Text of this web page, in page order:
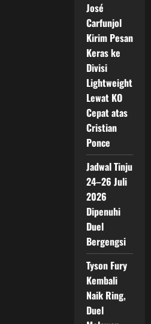
José
Carfunjol
Kirim Pesan
Keras ke
Divisi
Lightweight
Lewat KO
Cepat atas
Cristian
Ponce
Jadwal Tinju
24–26 Juli
2026
Dipenuhi
Duel
Bergengsi
Tyson Fury
Kembali
Naik Ring,
Duel